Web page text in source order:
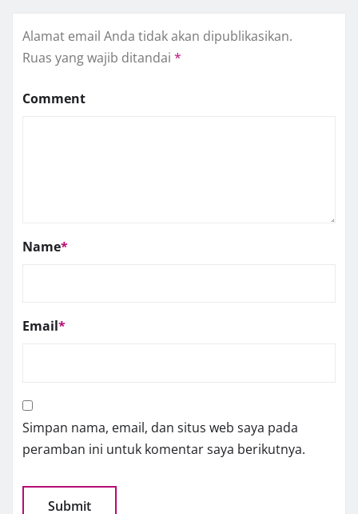
Alamat email Anda tidak akan dipublikasikan.
Ruas yang wajib ditandai *
Comment
Name*
Email*
Simpan nama, email, dan situs web saya pada
peramban ini untuk komentar saya berikutnya.